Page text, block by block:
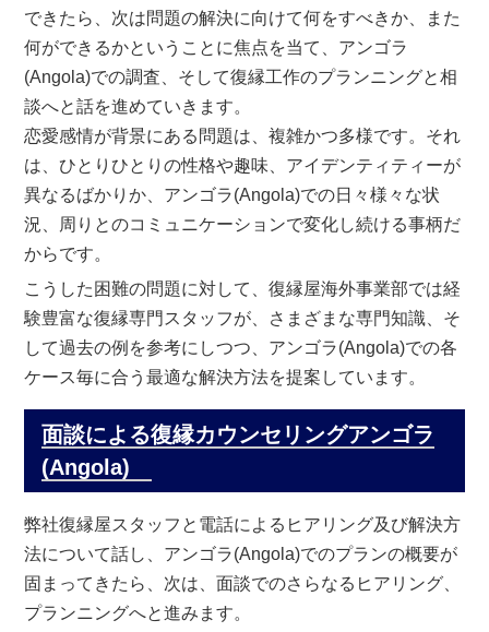
できたら、次は問題の解決に向けて何をすべきか、また
何ができるかということに焦点を当て、アンゴラ
(Angola)での調査、そして復縁工作のプランニングと相
談へと話を進めていきます。
恋愛感情が背景にある問題は、複雑かつ多様です。それ
は、ひとりひとりの性格や趣味、アイデンティティーが
異なるばかりか、アンゴラ(Angola)での日々様々な状
況、周りとのコミュニケーションで変化し続ける事柄だ
からです。
こうした困難の問題に対して、復縁屋海外事業部では経
験豊富な復縁専門スタッフが、さまざまな専門知識、そ
して過去の例を参考にしつつ、アンゴラ(Angola)での各
ケース毎に合う最適な解決方法を提案しています。
面談による復縁カウンセリングアンゴラ
(Angola)
弊社復縁屋スタッフと電話によるヒアリング及び解決方
法について話し、アンゴラ(Angola)でのプランの概要が
固まってきたら、次は、面談でのさらなるヒアリング、
プランニングへと進みます。